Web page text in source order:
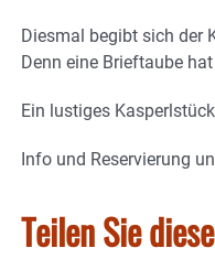
Diesmal begibt sich der
Denn eine Brieftaube
Ein lustiges
Info und Reservierung
Teilen Sie